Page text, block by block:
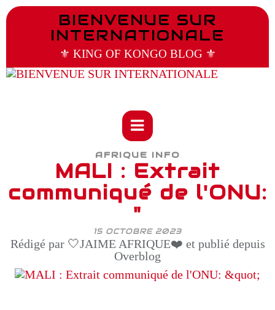
BIENVENUE SUR
INTERNATIONALE
⚜️ KING OF KONGO BLOG ⚜️
AFRIQUE INFO
MALI : Extrait
communiqué de l'ONU:
"
15 OCTOBRE 2023
Rédigé par 🤍JAIME AFRIQUE❤️ et publié depuis
Overblog